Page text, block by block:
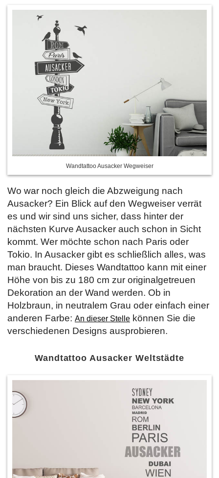
Wandtattoo Ausacker Wegweiser
Wo war noch gleich die Abzweigung nach
Ausacker? Ein Blick auf den Wegweiser verrät
es und wir sind uns sicher, dass hinter der
nächsten Kurve Ausacker auch schon in Sicht
kommt. Wer möchte schon nach Paris oder
Tokio. In Ausacker gibt es schließlich alles, was
man braucht. Dieses Wandtattoo kann mit einer
Höhe von bis zu 180 cm zur originalgetreuen
Dekoration an der Wand werden. Ob in
Holzbraun, in neutralem Grau oder einfach einer
anderen Farbe: An dieser Stelle können Sie die
verschiedenen Designs ausprobieren.
Wandtattoo Ausacker Weltstädte